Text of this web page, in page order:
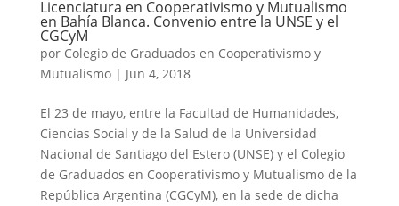
Licenciatura en Cooperativismo y Mutualismo
en Bahía Blanca. Convenio entre la UNSE y el
CGCyM
por Colegio de Graduados en Cooperativismo y
Mutualismo| Jun 4, 2018
El 23 de mayo, entre la Facultad de Humanidades,
Ciencias Social y de la Salud de la Universidad
Nacional de Santiago del Estero (UNSE) y el Colegio
de Graduados en Cooperativismo y Mutualismo de la
República Argentina (CGCyM), en la sede de dicha